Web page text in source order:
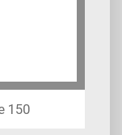
150